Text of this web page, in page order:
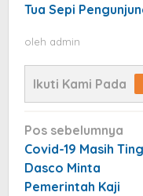
Tua Sepi
oleh admin
Ikuti Kami Pada
Navigasi
pos
Pos sebelumnya
Covid-19 Masih
Dasco Minta
Pemerintah Kaji